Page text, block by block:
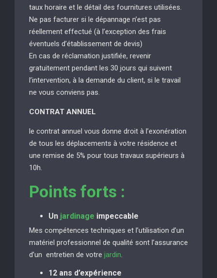
taux horaire et le détail des fournitures utilisées.
Ne pas facturer si le dépannage n’est pas
réellement effectué (à l’exception des frais
éventuels d’établissement de devis)
En cas de réclamation justifiée, revenir
gratuitement pendant les 30 jours qui suivent
l’intervention, à la demande du client, si le travail
ne vous conviens pas.
CONTRAT ANNUEL
le contrat annuel vous donne droit à l’exonération
de tous les déplacements à votre résidence et
une remise de 5% pour tous travaux supérieurs à
10h.
Points forts :
Un jardinage impeccable
Mes compétences techniques et l’utilisation d’un
matériel professionnel de qualité sont l’assurance
d’un entretien de votre jardin
12 ans d’expérience